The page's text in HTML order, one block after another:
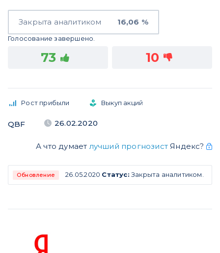
Закрыта аналитиком 16,06 %
Голосование завершено.
73 10
Рост прибыли Выкуп акций
QBF 26.02.2020
А что думает лучший прогнозистЯндекс?
Обновление 26.05.2020 Статус: Закрыта аналитиком.